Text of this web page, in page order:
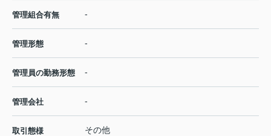
管理組合有無 -
管理形態 -
管理員の勤務形態 -
管理会社 -
取引態様 その他